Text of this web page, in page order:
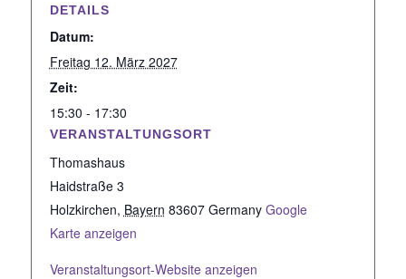
DETAILS
Datum:
Freitag 12. März 2027
Zeit:
15:30 - 17:30
VERANSTALTUNGSORT
Thomashaus
Haidstraße 3
Holzkirchen, Bayern 83607 Germany Google
Karte anzeigen
Veranstaltungsort-Website anzeigen